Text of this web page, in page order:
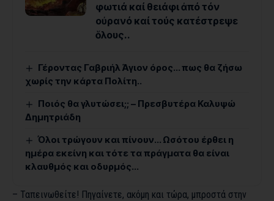
φωτιά καί θειάφι ἀπό τόν
οὐρανό καί τούς κατέστρεψε
ὅλους..
Γέροντας Γαβριήλ Άγιον όρος… πως θα ζήσω
χωρίς την κάρτα Πολίτη..
Ποιός θα γλυτώσει;; – Πρεσβυτέρα Καλυψώ
Δημητριάδη
Όλοι τρώγουν και πίνουν… Ωσότου έρθει η
ημέρα εκείνη και τότε τα πράγματα θα είναι
κλαυθμός και οδυρμός…
– Ταπεινωθείτε! Πηγαίνετε, ακόμη και τώρα, μπροστά στην